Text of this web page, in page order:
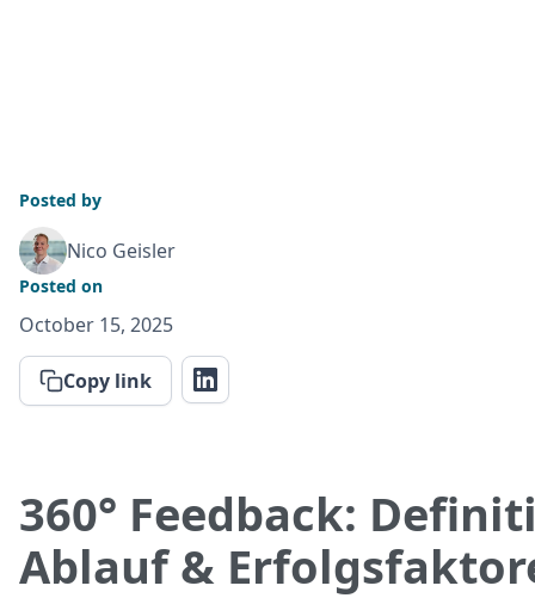
Posted by
Nico Geisler
Posted on
October 15, 2025
Copy link
360° Feedback:
Ablauf &